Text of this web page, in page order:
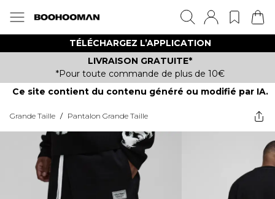
TÉLÉCHARGEZ L’APPLICATION
LIVRAISON GRATUITE*
*Pour toute commande de plus de 10€
Ce site contient du contenu généré ou modifié par IA.
Grande Taille / Pantalon Grande Taille